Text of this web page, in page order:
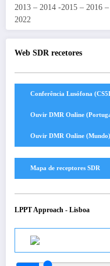
2013 – 2014 -2015 – 2016
2022
Web SDR recetores
LPPT Approach - Lisboa